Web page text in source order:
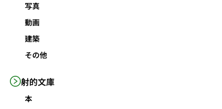
写真
動画
建築
その他
射的文庫
本